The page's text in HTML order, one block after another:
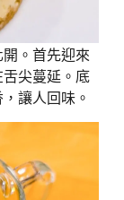
。首先迎來
尖蔓延。底
讓人回味。